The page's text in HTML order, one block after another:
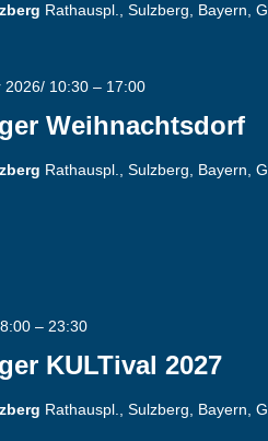
Rathauspl., Sulzberg, Bayern,
Weihnachtsdorf
2026/ 10:30 – 17:00
Rathauspl., Sulzberg, Bayern,
KULTival 2027
– 23:30
Rathauspl., Sulzberg, Bayern,